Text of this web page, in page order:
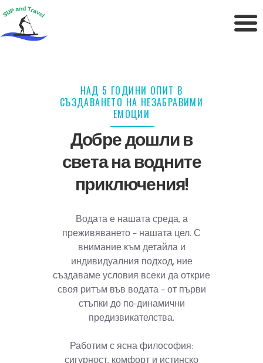
НАД 5 ГОДИНИ ОПИТ В
СЪЗДАВАНЕТО НА НЕЗАБРАВИМИ
ЕМОЦИИ
Добре дошли в
света на водните
приключения!
Водата е нашата среда, а
преживяването – нашата цел. С
внимание към детайла и
индивидуалния подход, ние
създаваме условия всеки да открие
своя ритъм във водата – от първи
стъпки до по-динамични
предизвикателства.
Работим с ясна философия: